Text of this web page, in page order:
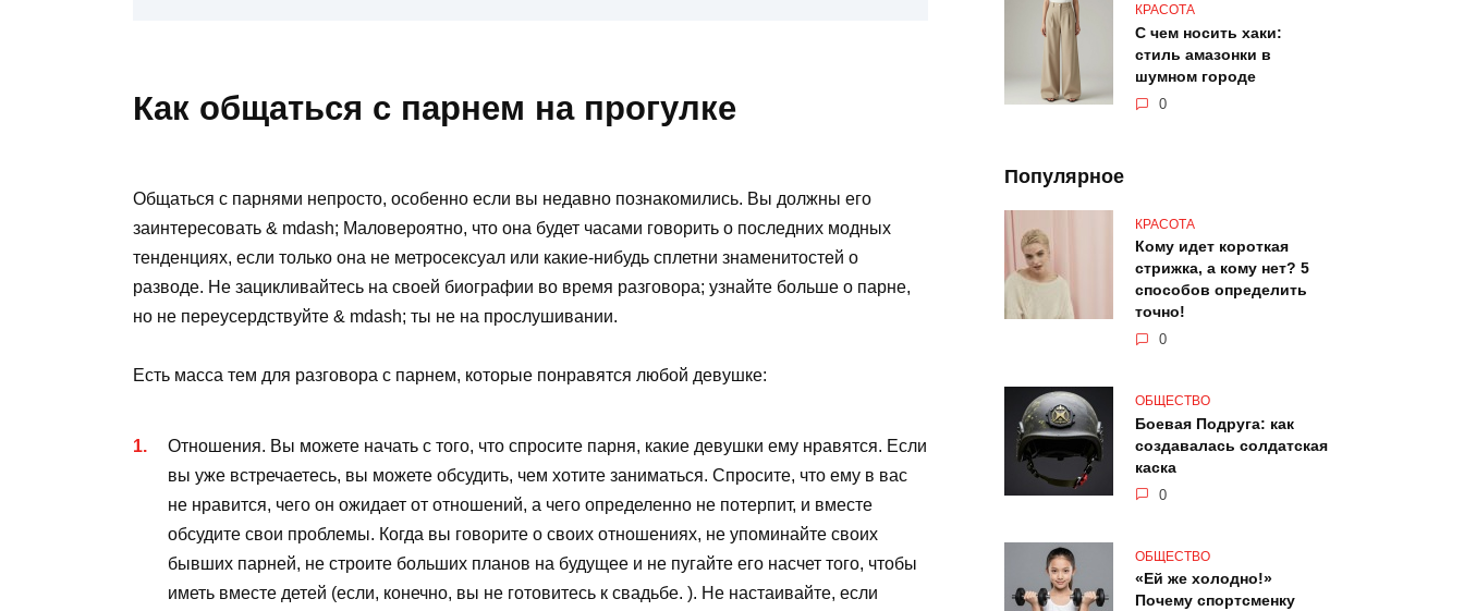
Как общаться с парнем на прогулке
Общаться с парнями непросто, особенно если вы недавно познакомились. Вы должны его
заинтересовать & mdash; Маловероятно, что она будет часами говорить о последних модных
тенденциях, если только она не метросексуал или какие-нибудь сплетни знаменитостей о
разводе. Не зацикливайтесь на своей биографии во время разговора; узнайте больше о парне,
но не переусердствуйте & mdash; ты не на прослушивании.
Есть масса тем для разговора с парнем, которые понравятся любой девушке:
Отношения. Вы можете начать с того, что спросите парня, какие девушки ему нравятся. Если
вы уже встречаетесь, вы можете обсудить, чем хотите заниматься. Спросите, что ему в вас
не нравится, чего он ожидает от отношений, а чего определенно не потерпит, и вместе
обсудите свои проблемы. Когда вы говорите о своих отношениях, не упоминайте своих
бывших парней, не строите больших планов на будущее и не пугайте его насчет того, чтобы
иметь вместе детей (если, конечно, вы не готовитесь к свадьбе. ). Не настаивайте, если
КРАСОТА
С чем носить хаки:
стиль амазонки в
шумном городе
0
Популярное
КРАСОТА
Кому идет короткая
стрижка, а кому нет? 5
способов определить
точно!
0
ОБЩЕСТВО
Боевая Подруга: как
создавалась солдатская
каска
0
ОБЩЕСТВО
«Ей же холодно!»
Почему спортсменку